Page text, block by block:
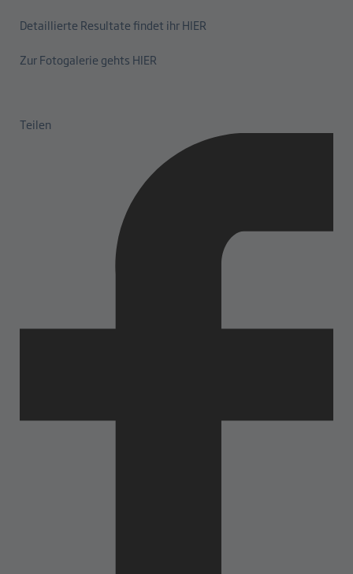
Detaillierte Resultate findet ihrHIER
Zur Fotogalerie gehts HIER
Teilen